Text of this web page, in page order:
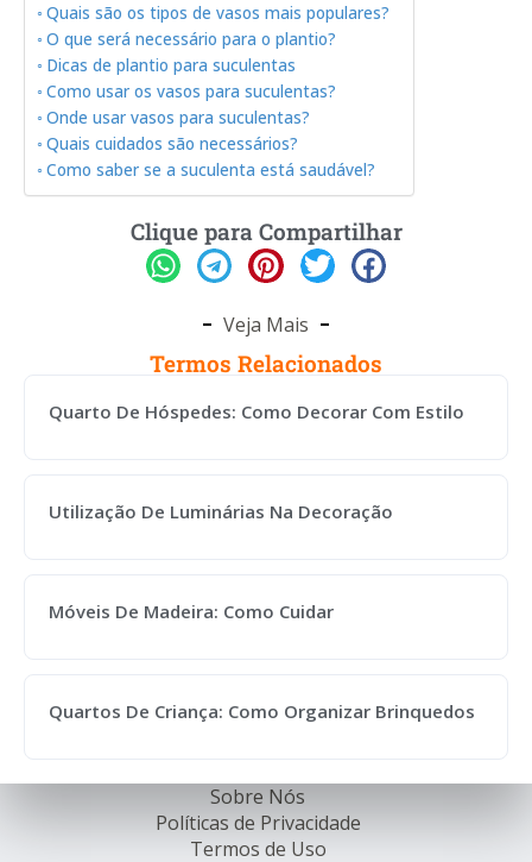
Quais são os tipos de vasos mais populares?
O que será necessário para o plantio?
Dicas de plantio para suculentas
Como usar os vasos para suculentas?
Onde usar vasos para suculentas?
Quais cuidados são necessários?
Como saber se a suculenta está saudável?
Clique para Compartilhar
Veja Mais
Termos Relacionados
Quarto De Hóspedes: Como Decorar Com Estilo
Utilização De Luminárias Na Decoração
Móveis De Madeira: Como Cuidar
Quartos De Criança: Como Organizar Brinquedos
Sobre Nós
Políticas de Privacidade
Termos de Uso